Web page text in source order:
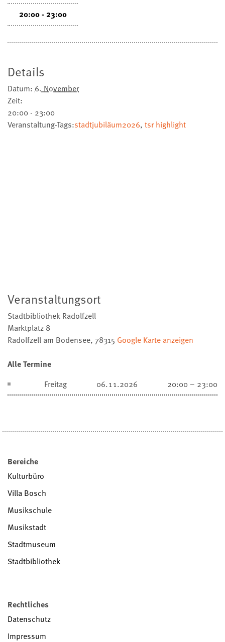
20:00 - 23:00
Details
Datum: 6. November
Zeit:
20:00 - 23:00
Veranstaltung-Tags:stadtjubiläum2026, tsr highlight
Veranstaltungsort
Stadtbibliothek Radolfzell
Marktplatz 8
Radolfzell am Bodensee, 78315 Google Karte anzeigen
Alle Termine
Freitag
06.11.2026 20:00 – 23:00
Bereiche
Kulturbüro
Villa Bosch
Musikschule
Musikstadt
Stadtmuseum
Stadtbibliothek
Rechtliches
Datenschutz
Impressum